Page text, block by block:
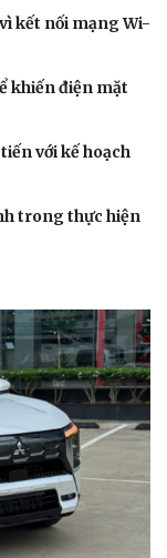
- Gia đình
kết nối mạng Wi-
khiến điện mặt
với kế hoạch
trong thực hiện